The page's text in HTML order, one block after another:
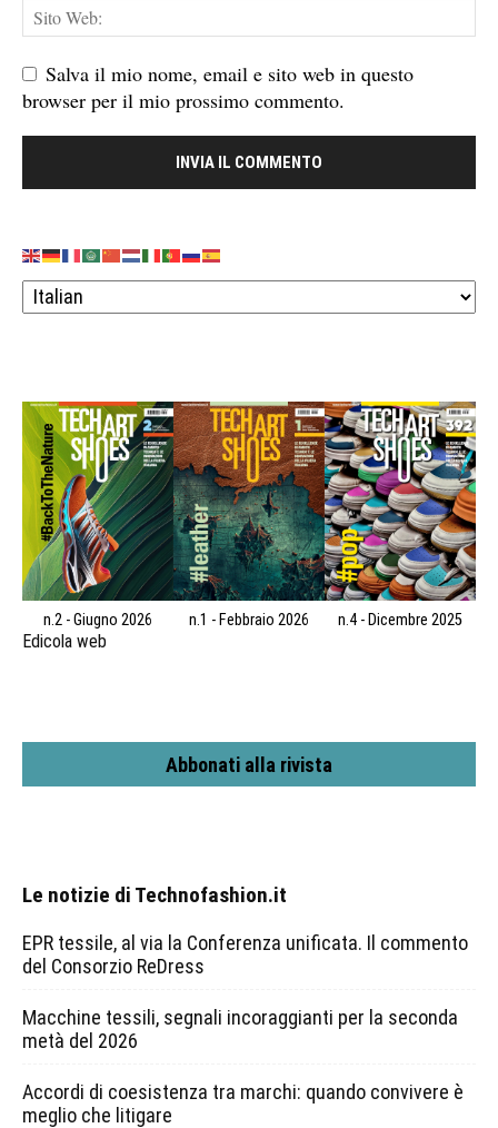
Salva il mio nome, email e sito web in questo
browser per il mio prossimo commento.
n.2 - Giugno 2026 n.1 - Febbraio 2026 n.4 - Dicembre 2025
Edicola web
Abbonati alla rivista
Le notizie di Technofashion.it
EPR tessile, al via la Conferenza unificata. Il commento
del Consorzio ReDress
Macchine tessili, segnali incoraggianti per la seconda
metà del 2026
Accordi di coesistenza tra marchi: quando convivere è
meglio che litigare